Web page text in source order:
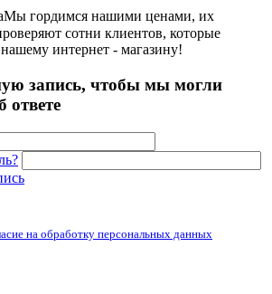
Мы гордимся нашими ценами, их
сотни клиентов, которые
интернет - магазину!
запись, чтобы мы могли
ответе
на обработку персональных данных